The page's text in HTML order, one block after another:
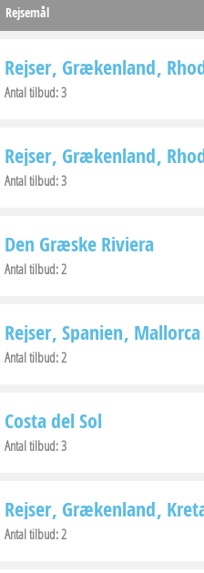
Rejsemål
Rejser Grækenland
Antal tilbud:3
Rejser Grækenland
Antal tilbud:3
Den Græske Riviera
Antal tilbud:2
Rejser Spanien Mallorca
Antal tilbud:2
Costa del Sol
Antal tilbud:3
Rejser Grækenland
Antal tilbud:2